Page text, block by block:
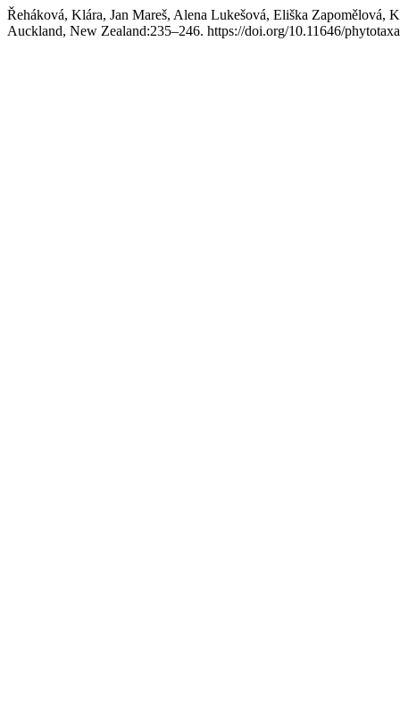
Řeháková, Klára, Jan Mareš, Alena Lukešová, Eliška Zapomělová,
Auckland, New Zealand:235–246. https://doi.org/10.11646/